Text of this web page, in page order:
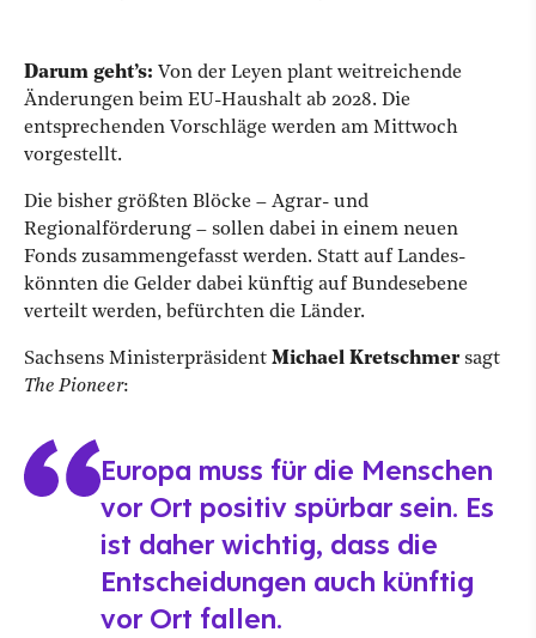
Darum geht’s: Von der Leyen plant weitreichende
Änderungen beim EU-Haushalt ab 2028. Die
entsprechenden Vorschläge werden am Mittwoch
vorgestellt.
Die bisher größten Blöcke – Agrar- und
Regionalförderung – sollen dabei in einem neuen
Fonds zusammengefasst werden. Statt auf Landes-
könnten die Gelder dabei künftig auf Bundesebene
verteilt werden, befürchten die Länder.
Sachsens Ministerpräsident Michael Kretschmersagt
The Pioneer:
Europa muss für die Menschen
vor Ort positiv spürbar sein. Es
ist daher wichtig, dass die
Entscheidungen auch künftig
vor Ort fallen.